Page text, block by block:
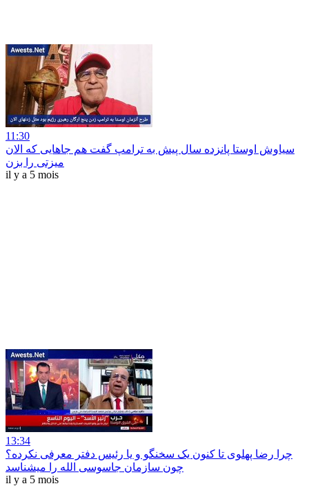
11:30
سیاوش اوستا پانزده سال پیش به ترامپ گفت هم جاهایی که الان
میزتی را بزن
il y a 5 mois
13:34
چرا رضا پهلوی تا کنون یک سخنگو و یا رئیس دفتر معرفی نکرده؟
چون سازمان جاسوسی الله را میشناسد
il y a 5 mois